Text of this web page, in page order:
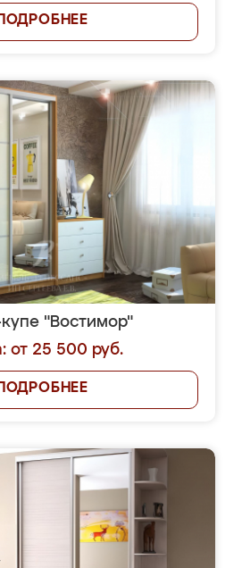
ПОДРОБНЕЕ
"Востимор"
от 25 500 руб.
ПОДРОБНЕЕ